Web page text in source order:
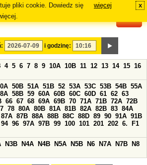
pliki cookie. Dowiedz się
więcej x
i godzinę:
4 5 6 7 8 9 10A 10B 11 12 13 14 15 16
50B 51A 51B 52 53A 53C 53B 54B 55A
58B 59 60A 60B 60C 60D 61 62 63
66 67 68 69A 69B 70 71A 71B 72A 72B
78 80A 80B 81A 81B 82A 82B 83 84A
87A 87B 88A 88B 88C 88D 89 90 91A 91B
94 96 97A 97B 99 100 101 201 202 6.
F1
N3B N4A N4B N5A N5B N6 N7A N7B
N8